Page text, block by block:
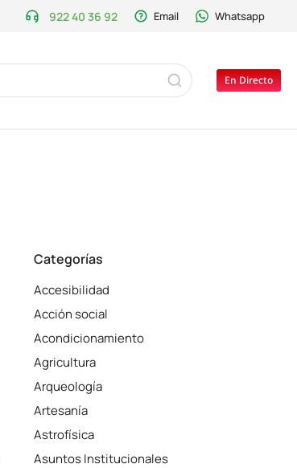
922 40 36 92 Email Whatsapp
En Directo
Categorías
Accesibilidad
Acción social
Acondicionamiento
Agricultura
Arqueología
Artesanía
Astrofísica
Asuntos Institucionales